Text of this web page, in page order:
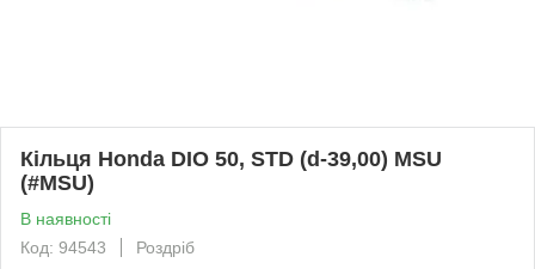
Кільця Honda DIO 50, STD (d-39,00) MSU
(#MSU)
В наявності
Код: 94543
Роздріб